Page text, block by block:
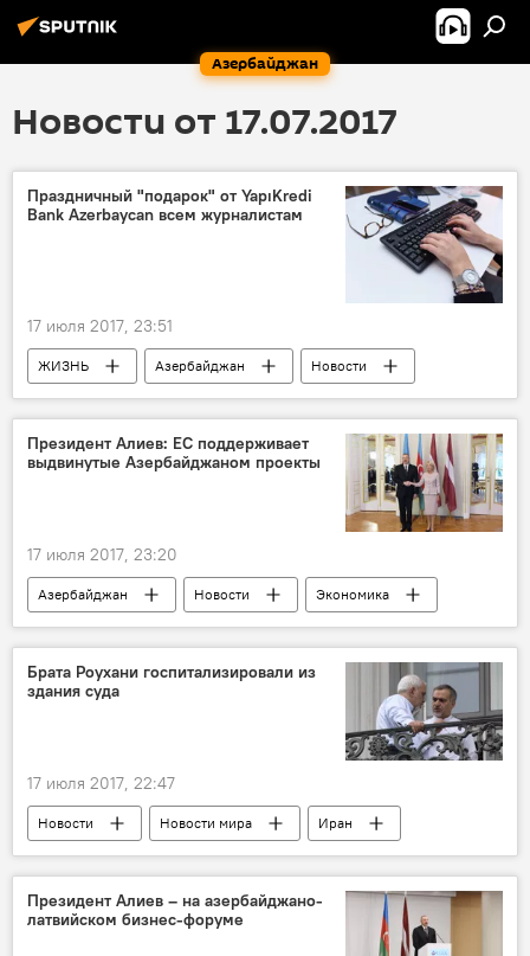
Азербайджан
Новости от 17.07.2017
Праздничный "подарок" от YapıKredi
Bank Azеrbaycan всем журналистам
17 июля 2017, 23:51
ЖИЗНЬ Азербайджан
Новости
Экономика
YapıKredi Bank Azеrbaycan
банк
Кредит
Отказ
журналист
Дружба
Президент Алиев: ЕС поддерживает
выдвинутые Азербайджаном проекты
17 июля 2017, 23:20
Азербайджан Новости
Экономика
Латвия
Ильхам Алиев
Инара Мурниеце
встреча
сотрудничество
Брата Роухани госпитализировали из
здания суда
17 июля 2017, 22:47
Новости Новости мира
Иран
Хасан Роухани
Хуссейн Ферейдун
госпитализация
Президент Алиев – на азербайджано-
латвийском бизнес-форуме